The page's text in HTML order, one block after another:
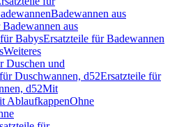
Badewannen aus
aus
BabysErsatzteile für Badewannen
Weiteres
Duschen und
Duschwannen, d52Ersatzteile für
d52Mit
AblaufkappenOhne